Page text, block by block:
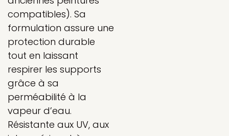
compatibles). Sa
formulation assure une
protection durable
tout en laissant
respirer les supports
grâce à sa
perméabilité à la
vapeur d’eau.
Résistante aux UV, aux